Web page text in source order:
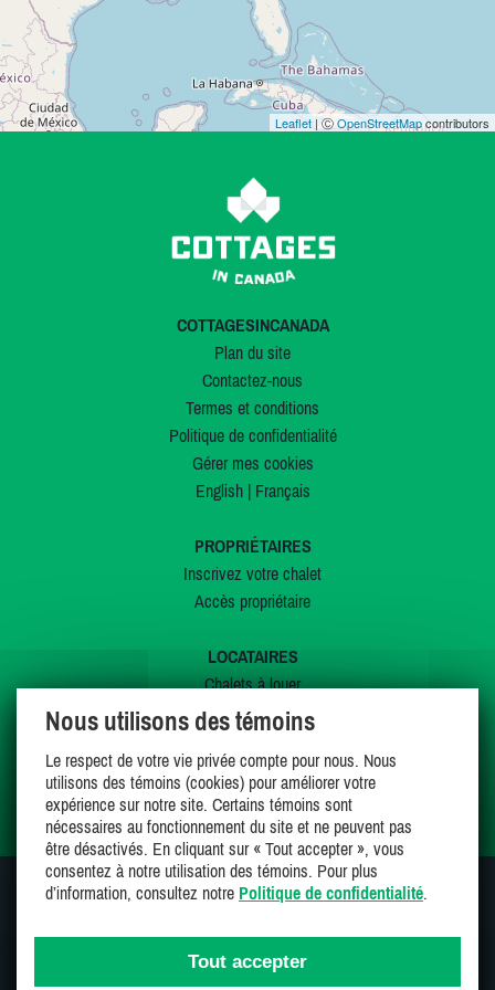
Leaflet | ⒸOpenStreetMapcontributors
COTTAGESINCANADA
Plan du site
Contactez-nous
Termes et conditions
Politique de confidentialité
Gérer mes cookies
English| Français
PROPRIÉTAIRES
Inscrivez votre chalet
Accès propriétaire
LOCATAIRES
Chalets à louer
Chalets à vendre
Offres spéciales
Mes favoris
SUIVEZ-NOUS SUR
Nous utilisons des témoins
Le respect de votre vie privée compte pour nous. Nous
utilisons des témoins (cookies) pour améliorer votre
expérience sur notre site. Certains témoins sont
nécessaires au fonctionnement du site et ne peuvent pas
être désactivés. En cliquant sur « Tout accepter », vous
consentez à notre utilisation des témoins. Pour plus
d’information, consultez notre Politique de confidentialité.
Tout accepter